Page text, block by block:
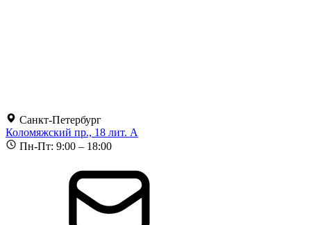
Санкт-Петербург
Коломяжский пр., 18 лит. А
Пн-Пт: 9:00 – 18:00